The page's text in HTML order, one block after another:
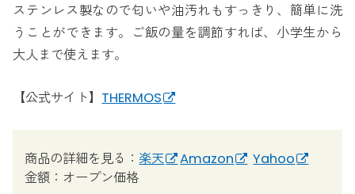
ステンレス製なので匂いや油汚れもすっきり、簡単に洗
うことができます。ご飯の量を調節すれば、小学生から
大人まで使えます。
【公式サイト】 THERMOS
商品の詳細を見る： 楽天 Amazon
Yahoo
金額：オープン価格